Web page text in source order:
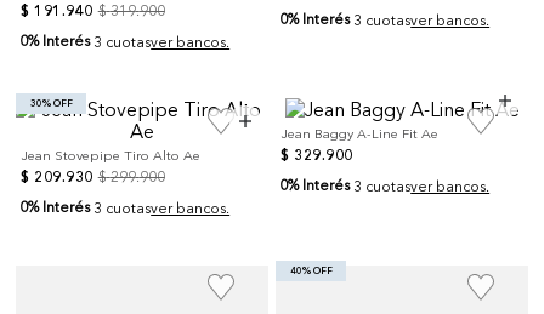
$ 191 .940 $ 319.900
0% Interés 3 cuotasver bancos.
0% Interés 3 cuotasver bancos.
30% OFF
Jean Stovepipe Tiro Alto Ae
$ 209.930 $ 299.900
0% Interés 3 cuotasver bancos.
Jean Baggy A-Line Fit Ae
$ 329.900
0% Interés 3 cuotasver bancos.
40% OFF